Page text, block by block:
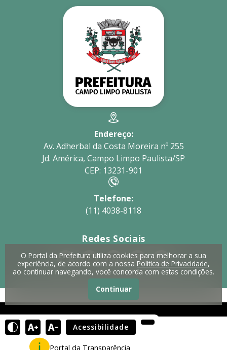
Acessibilidade
Portal da Transparência
Endereço:
Av. Adherbal da Costa Moreira nº 255
Jd. América, Campo Limpo Paulista/SP
CEP: 13231-901
Telefone:
(11) 4038-8118
Redes Sociais
O Portal da Prefeitura utiliza cookies para melhorar a sua
experiência, de acordo com a nossa Política de Privacidade,
ao continuar navegando, você concorda com estas condições.
Continuar